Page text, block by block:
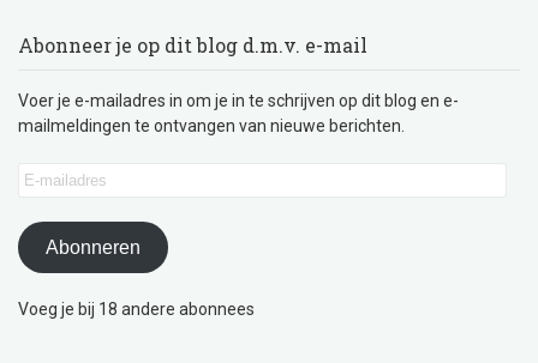
Abonneer je op dit blog d.m.v. e-mail
Voer je e-mailadres in om je in te schrijven op dit blog en e-
mailmeldingen te ontvangen van nieuwe berichten.
E-
Abonneren
Voeg je bij 18 andere abonnees